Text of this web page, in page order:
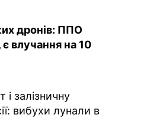
дронів: ППО
влучання на 10
залізничну
вибухи лунали в